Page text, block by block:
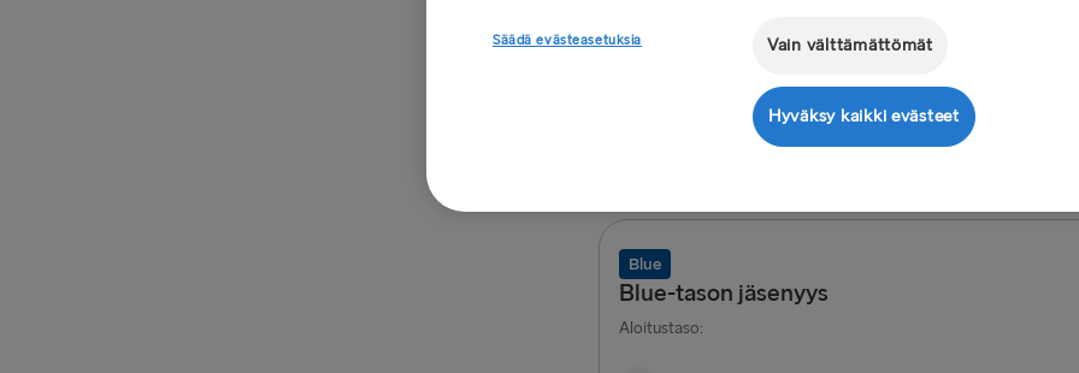
alennuksia että ennakkopääsyn tarjouksiin ja alennuksiin.
enemmän nousemalla Gold- ja Platinum-tasoille, jolloin he
Blue
Blue-tason jäsenyys
Aloitustaso:
Säädä evästeasetuksia Vain välttämättömät
Hyväksy kaikki evästeet